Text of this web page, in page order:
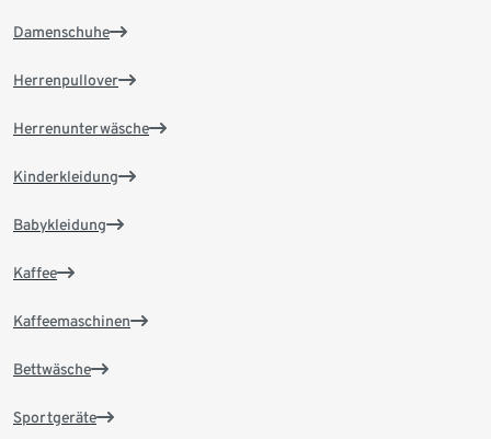
Damenschuhe
Herrenpullover
Herrenunterwäsche
Kinderkleidung
Babykleidung
Kaffee
Kaffeemaschinen
Bettwäsche
Sportgeräte